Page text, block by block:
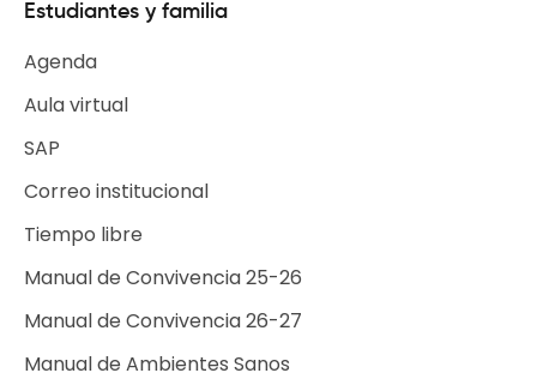
Estudiantes y familia
Agenda
Aula virtual
SAP
Correo institucional
Tiempo libre
Escuelas de Tiempo Libre
Selecciones Deportivas
Grupos Institucionales
Manual de Convivencia 25-26
Manual de Convivencia 26-27
Manual de Ambientes Sanos